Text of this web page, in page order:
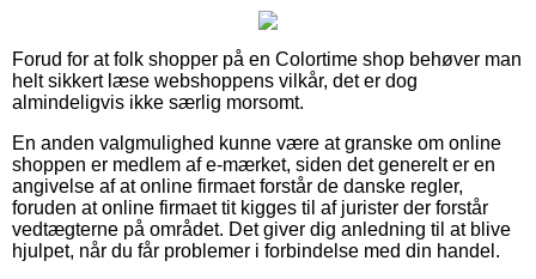
Forud for at folk shopper på en Colortime shop behøver man
helt sikkert læse webshoppens vilkår, det er dog
almindeligvis ikke særlig morsomt.
En anden valgmulighed kunne være at granske om online
shoppen er medlem af e-mærket, siden det generelt er en
angivelse af at online firmaet forstår de danske regler,
foruden at online firmaet tit kigges til af jurister der forstår
vedtægterne på området. Det giver dig anledning til at blive
hjulpet, når du får problemer i forbindelse med din handel.